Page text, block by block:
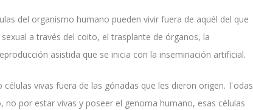
del organismo humano pueden vivir fuera de aquél del que
a través del coito, el trasplante de órganos, la
asistida que se inicia con la inseminación artificial.
vivas fuera de las gónadas que les dieron origen. Todas
por estar vivas y poseer el genoma humano, esas células